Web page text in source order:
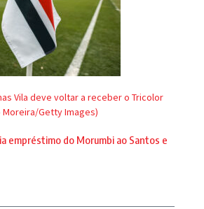
Vila deve voltar a receber o Tricolor
Moreira/Getty Images)
empréstimo do Morumbi ao Santos e